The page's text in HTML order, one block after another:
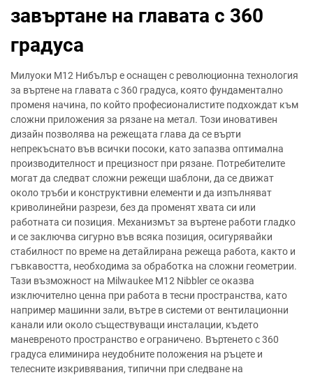
завъртане на главата с 360
градуса
Милуоки M12 Нибълър е оснащен с революционна технология
за въртене на главата с 360 градуса, която фундаментално
променя начина, по който професионалистите подхождат към
сложни приложения за рязане на метал. Този иновативен
дизайн позволява на режещата глава да се върти
непрекъснато във всички посоки, като запазва оптимална
производителност и прецизност при рязане. Потребителите
могат да следват сложни режещи шаблони, да се движат
около тръби и конструктивни елементи и да изпълняват
криволинейни разрези, без да променят хвата си или
работната си позиция. Механизмът за въртене работи гладко
и се заключва сигурно във всяка позиция, осигурявайки
стабилност по време на детайлирана режеща работа, както и
гъвкавостта, необходима за обработка на сложни геометрии.
Тази възможност на Milwaukee M12 Nibbler се оказва
изключително ценна при работа в тесни пространства, като
например машинни зали, вътре в системи от вентилационни
канали или около съществуващи инсталации, където
маневреното пространство е ограничено. Въртенето с 360
градуса елиминира неудобните положения на ръцете и
телесните изкривявания, типични при следване на